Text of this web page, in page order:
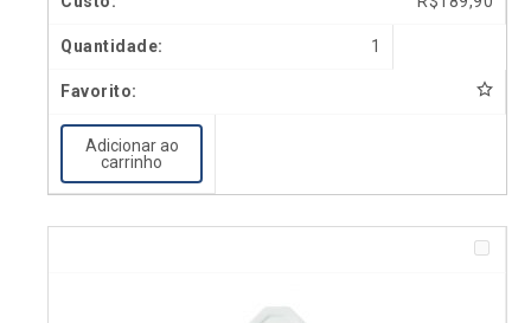
1
Adicionar ao
carrinho